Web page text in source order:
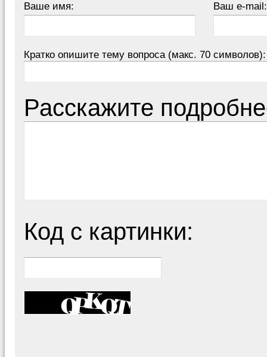
Ваше имя: Ваш e-mail:
Кратко опишите тему вопроса (макс. 70 символов):
Расскажите
Код с картинки: